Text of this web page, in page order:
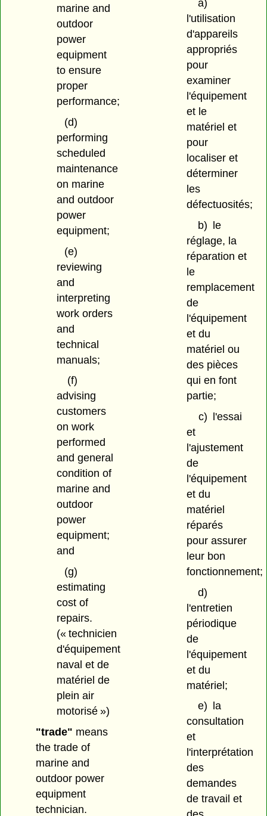
marine and
outdoor
power
equipment
to ensure
proper
performance;
(d)
performing
scheduled
maintenance
on marine
and outdoor
power
equipment;
(e)
reviewing
and
interpreting
work orders
and
technical
manuals;
(f)
advising
customers
on work
performed
and general
condition of
marine and
outdoor
power
equipment;
and
(g)
estimating
cost of
repairs.
(« technicien
d'équipement
naval et de
matériel de
plein air
motorisé »)
"trade" means
the trade of
marine and
outdoor power
equipment
technician.
a)
l'utilisation
d'appareils
appropriés
pour
examiner
l'équipement
et le
matériel et
pour
localiser et
déterminer
les
défectuosités;
b)
le
réglage, la
réparation et
le
remplacement
de
l'équipement
et du
matériel ou
des pièces
qui en font
partie;
c) l'essai
et
l'ajustement
de
l'équipement
et du
matériel
réparés
pour assurer
leur bon
fonctionnement;
d)
l'entretien
périodique
de
l'équipement
et du
matériel;
e)
la
consultation
et
l'interprétation
des
demandes
de travail et